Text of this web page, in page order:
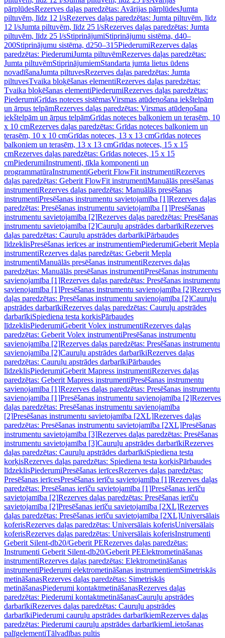
pārplūdesRezerves daļas paredzētas: Avārijas pārplūdesJumta
piltuvēm, līdz 12 l/sRezerves daļas paredzētas: Jumta piltuvēm, līdz
12 l/sJumta piltuvēm, līdz 25 l/sRezerves daļas paredzētas: Jumta
piltuvēm, līdz 25 l/sStiprinājumiStiprinājumu sistēma, d40–
200Stiprinājumu sistēma, d250–315PiederumiRezerves daļas
paredzētas: PiederumiJumta piltuvēmRezerves daļas paredzētas:
Jumta piltuvēmStiprinājumiemStandarta jumta lietus ūdens
novadīšanaJumta piltuvesRezerves daļas paredzētas: Jumta
piltuvesTvaika bloķēšanas elementiRezerves daļas paredzētas:
Tvaika bloķēšanas elementiPiederumiRezerves daļas paredzētas:
PiederumiGrīdas noteces sistēmasVirsmas atūdeņošana iekštelpām
un ārpus telpāmRezerves daļas paredzētas: Virsmas atūdeņošana
iekštelpām un ārpus telpāmGrīdas noteces balkoniem un terasēm, 10
x 10 cmRezerves daļas paredzētas: Grīdas noteces balkoniem un
terasēm, 10 x 10 cmGrīdas noteces, 13 x 13 cmGrīdas noteces
balkoniem un terasēm, 13 x 13 cmGrīdas noteces, 15 x 15
cmRezerves daļas paredzētas: Grīdas noteces, 15 x 15
cmPiederumiInstrumenti, tīkla komponenti un
programmatūraInstrumentiGeberit FlowFit instrumentiRezerves
daļas paredzētas: Geberit FlowFit instrumentiManuālās presēšanas
instrumentiRezerves daļas paredzētas: Manuālās presēšanas
instrumentiPresēšanas instrumentu savietojamība [1]Rezerves daļas
paredzētas: Presēšanas instrumentu savietojamība [1]Presēšanas
instrumentu savietojamība [2]Rezerves daļas paredzētas: Presēšanas
instrumentu savietojamība [2]Cauruļu apstrādes darbarīkiRezerves
daļas paredzētas: Cauruļu apstrādes darbarīkiPārbaudes
līdzeklisPresēšanas ierīces ar instrumentiemPiederumiGeberit Mepla
instrumentiRezerves daļas paredzētas: Geberit Mepla
instrumentiManuālās presēšanas instrumentiRezerves daļas
paredzētas: Manuālās presēšanas instrumentiPresēšanas instrumentu
savienojamība [1]Rezerves daļas paredzētas: Presēšanas instrumentu
savienojamība [1]Presēšanas instrumentu savienojamība [2]Rezerves
daļas paredzētas: Presēšanas instrumentu savienojamība [2]Cauruļu
apstrādes darbarīkiRezerves daļas paredzētas: Cauruļu apstrādes
darbarīkiSpiediena testa korķisPārbaudes
līdzeklisPiederumiGeberit Volex instrumentiRezerves daļas
paredzētas: Geberit Volex instrumentiPresēšanas instrumentu
savienojamība [2]Rezerves daļas paredzētas: Presēšanas instrumentu
savienojamība [2]Cauruļu apstrādes darbarīkiRezerves daļas
paredzētas: Cauruļu apstrādes darbarīkiPārbaudes
līdzeklisPiederumiGeberit Mapress instrumentiRezerves daļas
paredzētas: Geberit Mapress instrumentiPresēšanas instrumentu
savienojamība [1]Rezerves daļas paredzētas: Presēšanas instrumentu
savienojamība [1]Presēšanas instrumentu savienojamība [2]Rezerves
daļas paredzētas: Presēšanas instrumentu savienojamība
[2]Presēšanas instrumentu savietojamība [2XL]Rezerves daļas
paredzētas: Presēšanas instrumentu savietojamība [2XL]Presēšanas
instrumentu savietojamība [3]Rezerves daļas paredzētas: Presēšanas
instrumentu savietojamība [3]Cauruļu apstrādes darbarīkiRezerves
daļas paredzētas: Cauruļu apstrādes darbarīkiSpiediena testa
korķisRezerves daļas paredzētas: Spiediena testa korķisPārbaudes
līdzeklisPiederumiPresēšanas ierīcesRezerves daļas paredzētas:
Presēšanas ierīcesPresēšanas ierīču savietojamība [1]Rezerves daļas
paredzētas: Presēšanas ierīču savietojamība [1]Presēšanas ierīču
savietojamība [2]Rezerves daļas paredzētas: Presēšanas ierīču
savietojamība [2]Presēšanas ierīču savietojamība [2XL]Rezerves
daļas paredzētas: Presēšanas ierīču savietojamība [2XL]Universālais
koferisRezerves daļas paredzētas: Universālais koferisUniversālais
koferisRezerves daļas paredzētas: Universālais koferisInstrumenti
Geberit Silent-db20/Geberit PERezerves daļas paredzētas:
Instrumenti Geberit Silent-db20/Geberit PEElektrometināšanas
instrumentiRezerves daļas paredzētas: Elektrometināšanas
instrumentiPiederumi elektrometināšanas instrumentiemSimetriskās
metināšanasRezerves daļas paredzētas: Simetriskās
metināšanasPiederumi kontaktmetināšanasRezerves daļas
paredzētas: Piederumi kontaktmetināšanasCauruļu apstrādes
darbarīkiRezerves daļas paredzētas: Cauruļu apstrādes
darbarīkiPiederumi cauruļu apstrādes darbarīkiemRezerves daļas
paredzētas: Piederumi cauruļu apstrādes darbarīkiemLietošanas
palīgelementiTālvadības pultis